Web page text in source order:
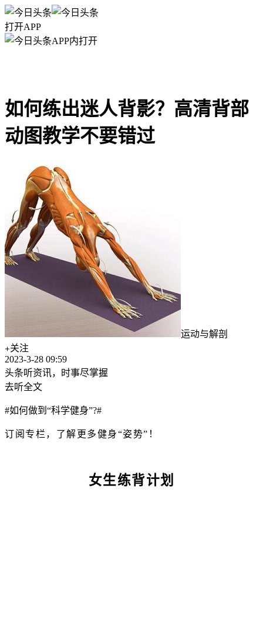
打开APP
APP内打开
如何练出迷人背影？高清背部
动图教学不要错过
运动与解剖
关注
2023-3-28 09:59
头条听资讯，时事尽掌握
去听全文
#如何做到“科学健身”?#
订阅专栏，了解更多健身“姿势”！
女生练背计划